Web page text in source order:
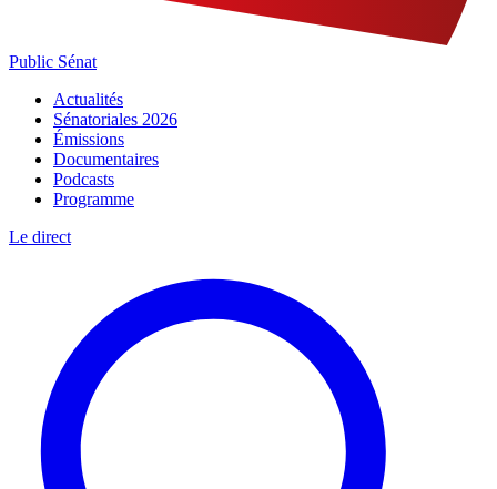
Public Sénat
Actualités
Sénatoriales 2026
Émissions
Documentaires
Podcasts
Programme
Le direct